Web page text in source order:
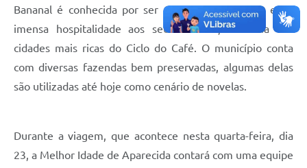
Audiências Públicas
Cemitérios
Carta de Serviços
Projetos
Bananal é conhecida por ser muito aconchegante e de
imensa hospitalidade aos seus turistas, foi uma das
cidades mais ricas do Ciclo do Café. O município conta
com diversas fazendas bem preservadas, algumas delas
são utilizadas até hoje como cenário de novelas.
Durante a viagem, que acontece nesta quarta-feira, dia
23, a Melhor Idade de Aparecida contará com uma equipe